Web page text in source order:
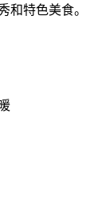
和特色美食。